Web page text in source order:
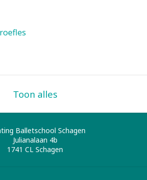
Toon alles
Balletschool Schagen
Julianalaan 4b
1741 CL Schagen